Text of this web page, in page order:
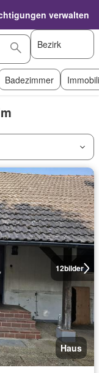
verwalten
Bezirk
Badezimmer
12bilder
Haus